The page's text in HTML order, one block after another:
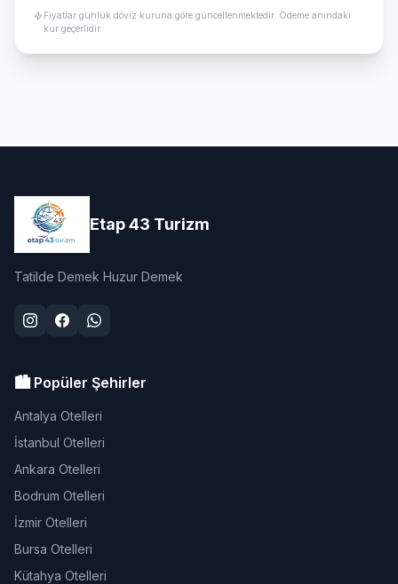
Fiyatlar günlük döviz kuruna göre güncellenmektedir. Ödeme anındaki
kur geçerlidir.
Etap 43 Turizm
Tatilde Demek Huzur Demek
🏙️ Popüler Şehirler
Antalya Otelleri
İstanbul Otelleri
Ankara Otelleri
Bodrum Otelleri
İzmir Otelleri
Bursa Otelleri
Kütahya Otelleri